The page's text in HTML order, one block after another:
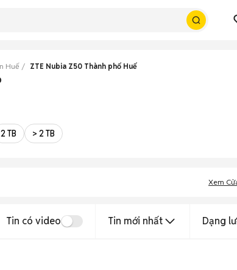
Huế ZTE Nubia Z50 Thành phố Huế
2 TB > 2 TB
Xem
Tin có video Tin mới nhất Dạng